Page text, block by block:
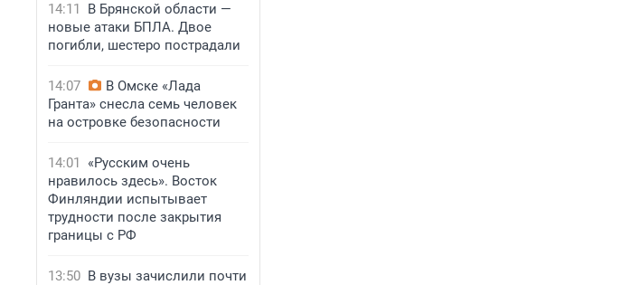
14:11
В Брянской области —
новые атаки БПЛА. Двое
погибли, шестеро пострадали
14:07
В Омске «Лада
Гранта» снесла семь человек
на островке безопасности
14:01
«Русским очень
нравилось здесь». Восток
Финляндии испытывает
трудности после закрытия
границы с РФ
13:50 В вузы зачислили почти